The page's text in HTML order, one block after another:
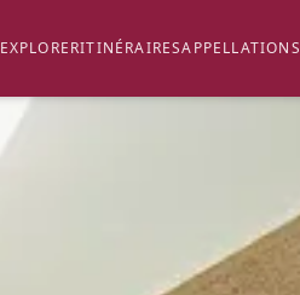
EXPLORERITINÉRAIRESAPPELLATIONS